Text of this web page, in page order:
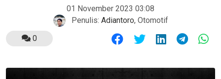
01 November 2023 03:08
Penulis: Adiantoro, Otomotif
0